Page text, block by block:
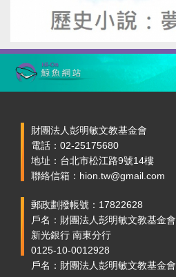
財團法人彭明敏文教基金會
電話：02-25175680
地址：台北市松江路9號14樓
聯絡信箱：hion.tw@gmail.com
郵政劃撥帳號：17822628
戶名：財團法人彭明敏文教基金會
新光銀行 南東分行
0125-10-0012928
戶名：財團法人彭明敏文教基金會